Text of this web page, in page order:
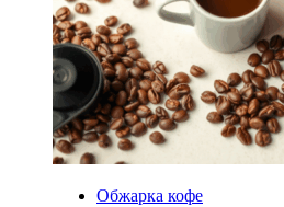
Обжарка кофе